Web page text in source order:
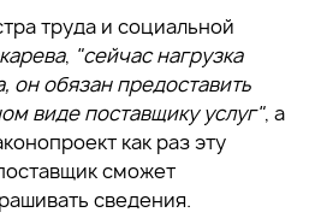
труда и социальной
, "сейчас нагрузка
он обязан предоставить
виде поставщику услуг", а
как раз эту
сможет
сведения.